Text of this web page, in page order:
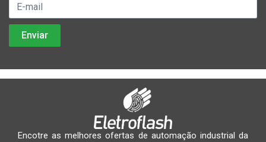
Encotre as melhores ofertas de automação industrial da